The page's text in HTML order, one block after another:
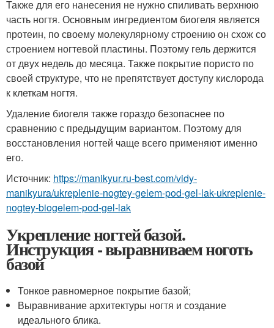
Также для его нанесения не нужно спиливать верхнюю
часть ногтя. Основным ингредиентом биогеля является
протеин, по своему молекулярному строению он схож со
строением ногтевой пластины. Поэтому гель держится
от двух недель до месяца. Также покрытие пористо по
своей структуре, что не препятствует доступу кислорода
к клеткам ногтя.
Удаление биогеля также гораздо безопаснее по
сравнению с предыдущим вариантом. Поэтому для
восстановления ногтей чаще всего применяют именно
его.
Источник: https://manikyur.ru-best.com/vidy-
manikyura/ukreplenie-nogtey-gelem-pod-gel-lak-ukreplenie-
nogtey-biogelem-pod-gel-lak
Укрепление ногтей базой.
Инструкция - выравниваем ноготь
базой
Тонкое равномерное покрытие базой;
Выравнивание архитектуры ногтя и создание
идеального блика.